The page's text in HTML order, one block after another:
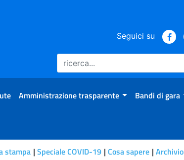
Seguici su
Amministrazione trasparente Bandi di gara
stampa Speciale COVID-19 Cosa sapere Archivio